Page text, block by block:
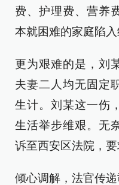
费、护理费、营养
本就困难的家庭陷入
更为艰难的是，刘
夫妻二人均无固定
生计。刘某这一伤
生活举步维艰。无
诉至西安区法院，要
倾心调解，法官传